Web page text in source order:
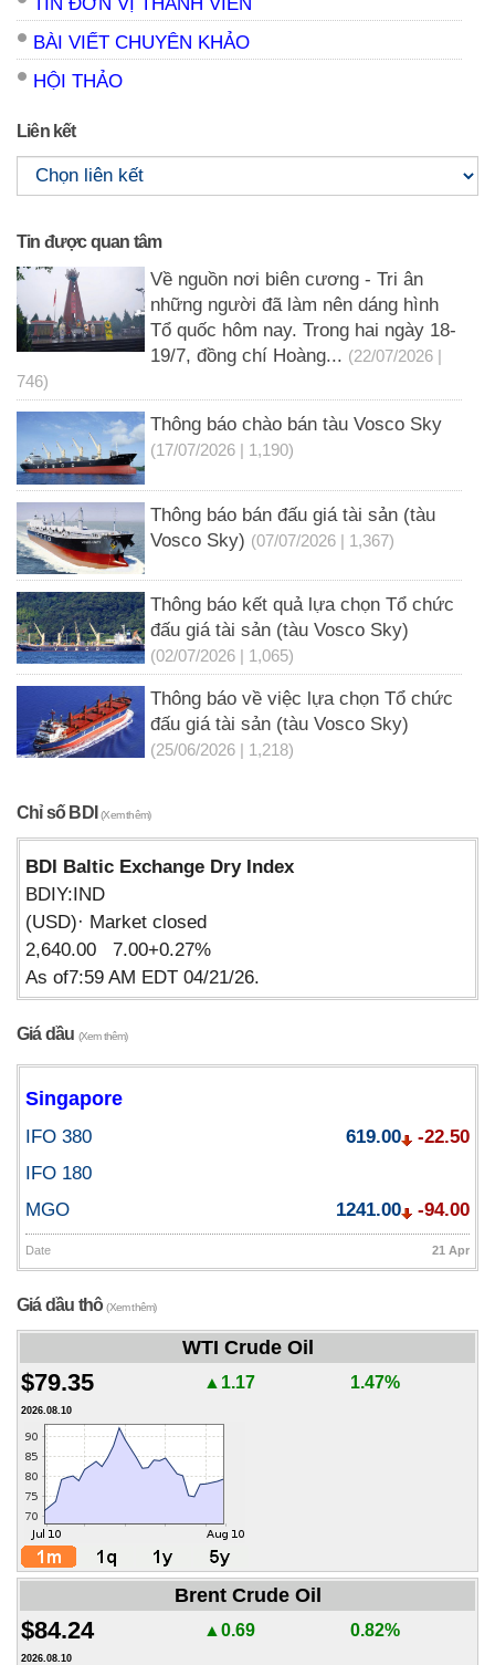
BÀI VIẾT CHUYÊN KHẢO
HỘI THẢO
Liên kết
Tin được quan tâm
Về nguồn nơi biên cương - Tri ân
những người đã làm nên dáng hình
Tổ quốc hôm nay. Trong hai ngày 18-
19/7, đồng chí Hoàng... (22/07/2026 |
746)
Thông báo chào bán tàu Vosco Sky
(17/07/2026 | 1,190)
Thông báo bán đấu giá tài sản (tàu
Vosco Sky) (07/07/2026 | 1,367)
Thông báo kết quả lựa chọn Tổ chức
đấu giá tài sản (tàu Vosco Sky)
(02/07/2026 | 1,065)
Thông báo về việc lựa chọn Tổ chức
đấu giá tài sản (tàu Vosco Sky)
(25/06/2026 | 1,218)
Chỉ số BDI(Xem thêm)
BDI Baltic Exchange Dry Index
BDIY:IND
(USD)· Market closed
2,640.00 7.00+0.27%
As of7:59 AM EDT 04/21/26.
Giá dầu (Xem thêm)
Singapore
IFO 380 619.00
-22.50
IFO 180
MGO
1241.00 -94.00
Date 21 Apr
Giá dầu thô(Xem thêm)
WTI Crude Oil
$79.35 ▲1.17 1.47%
2026.08.10
Brent Crude Oil
$84.24 ▲0.69 0.82%
2026.08.10